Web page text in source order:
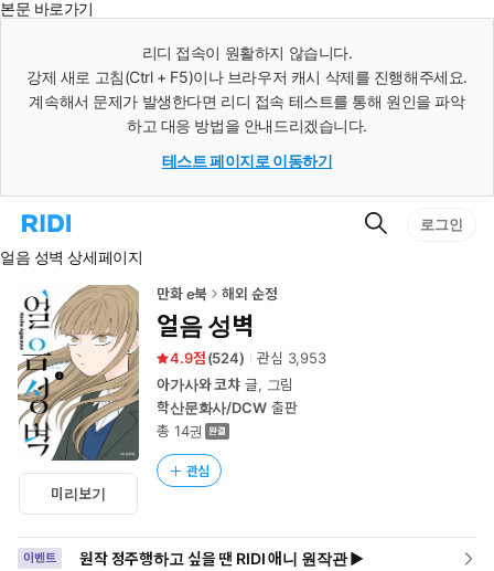
본문 바로가기
리디 접속이 원활하지 않습니다.
강제 새로 고침(Ctrl + F5)이나 브라우저 캐시 삭제를 진행해주세요.
계속해서 문제가 발생한다면 리디 접속 테스트를 통해 원인을 파악
하고 대응 방법을 안내드리겠습니다.
테스트 페이지로 이동하기
리
홈
로
이
동
검
로그인
얼음 성벽 상세페이지
미리보기
만화 e북 해외 순정
얼음 성벽
4.9 (524) 관심 3,953
아가사와 코챠 글, 그림
학산문화사/DCW출판
총 14권
관심
이벤트 원작 정주행하고 싶을 땐 RIDI 애니 원작관 ▶